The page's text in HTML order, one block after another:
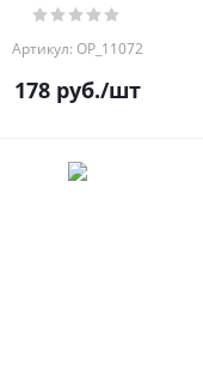
Артикул: OP_11072
178руб./шт